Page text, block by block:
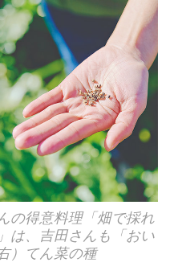
の得意料理「畑で採れ
は、吉田さんも「おい
）てん菜の種